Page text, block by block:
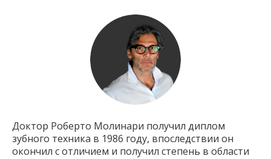
Доктор Роберто Молинари получил диплом
зубного техника в 1986 году, впоследствии он
окончил с отличием и получил степень в области